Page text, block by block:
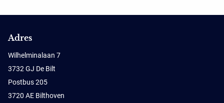
Adres
Wilhelminalaan 7
3732 GJ De Bilt
Postbus 205
3720 AE Bilthoven